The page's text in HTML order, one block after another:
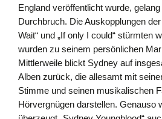
England veröffentlicht wurde,
Durchbruch. Die Auskopplungen
Wait“ und „If only I could“ stürmten
wurden zu seinem persönlichen
Mittlerweile blickt Sydney auf
Alben zurück, die allesamt mit
Stimme und seinen musikalischen
Hörvergnügen darstellen. Genauso